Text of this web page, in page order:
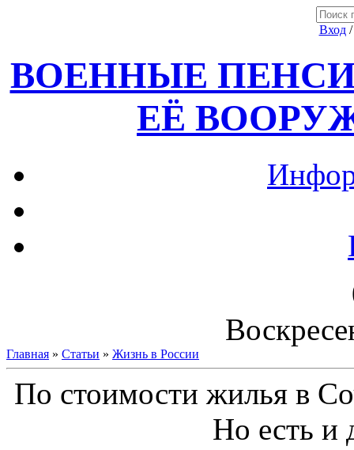
Вход
ВОЕННЫЕ
ЕЁ
Главная » Статьи » Жизнь в России
По стоимости жилья в
Но есть и